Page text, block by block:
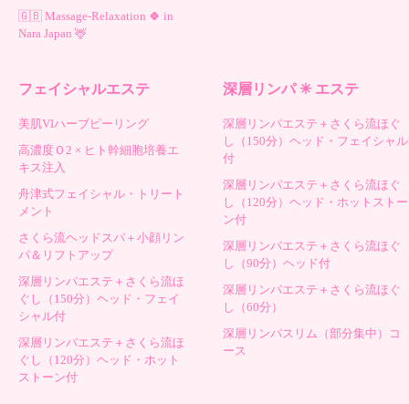
🇬🇧 Massage-Relaxation 🍀 in
Nara Japan 🦌
フェイシャルエステ
美肌VIハーブピーリング
高濃度Ｏ2 × ヒト幹細胞培養エ
キス注入
舟津式フェイシャル・トリート
メント
さくら流ヘッドスパ＋小顔リン
パ＆リフトアップ
深層リンパエステ＋さくら流ほ
ぐし（150分）ヘッド・フェイ
シャル付
深層リンパエステ＋さくら流ほ
ぐし（120分）ヘッド・ホット
ストーン付
深層リンパ ✳︎ エステ
深層リンパエステ＋さくら流ほぐ
し（150分）ヘッド・フェイシャル
付
深層リンパエステ＋さくら流ほぐ
し（120分）ヘッド・ホットストー
ン付
深層リンパエステ＋さくら流ほぐ
し（90分）ヘッド付
深層リンパエステ＋さくら流ほぐ
し（60分）
深層リンパスリム（部分集中）コ
ース